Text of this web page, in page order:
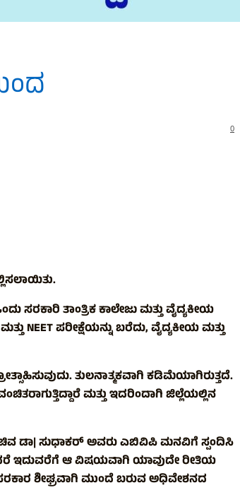
0
ಸರಕಾರಿ ತಾಂತ್ರಿಕ ಕಾಲೇಜು ಮತ್ತು ವೈದ್ಯಕೀಯ
NEET ಪರೀಕ್ಷೆಯನ್ನು ಬರೆದು, ವೈದ್ಯಕೀಯ ಮತ್ತು
ತುಲನಾತ್ಮಕವಾಗಿ ಕಡಿಮೆಯಾಗಿರುತ್ತದೆ.
ಮತ್ತು ಇದರಿಂದಾಗಿ ಜಿಲ್ಲೆಯಲ್ಲಿನ
ಡಾ| ಸುಧಾಕರ್ ಅವರು ಎಬಿವಿಪಿ ಮನವಿಗೆ ಸ್ಪಂದಿಸಿ
ಇದುವರೆಗೆ ಆ ವಿಷಯವಾಗಿ ಯಾವುದೇ ರೀತಿಯ
ಶೀಘ್ರವಾಗಿ ಮುಂದೆ ಬರುವ ಅಧಿವೇಶನದ